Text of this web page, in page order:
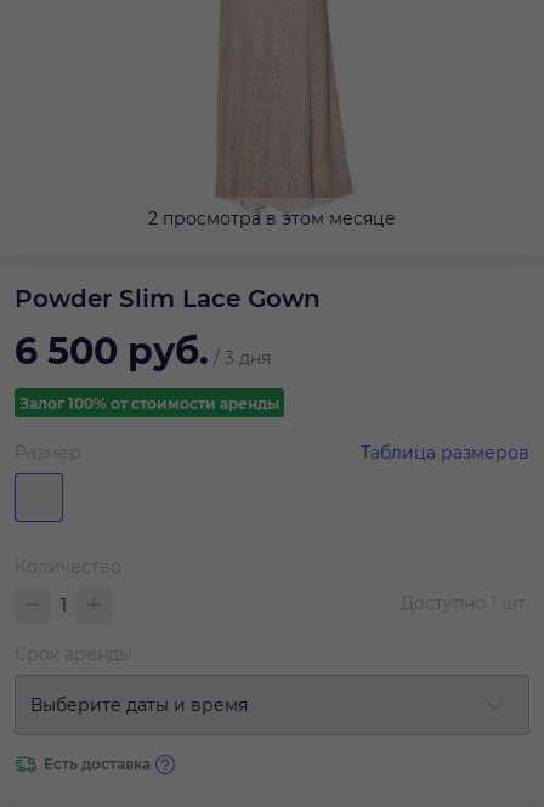
2 просмотра в этом месяце
Powder Slim Lace Gown
6 500 руб. / 3 дня
Залог 100% от стоимости аренды
Таблица размеров
Размер
Количество
Доступно 1 шт.
Срок аренды
Выберите даты и время
Есть доставка